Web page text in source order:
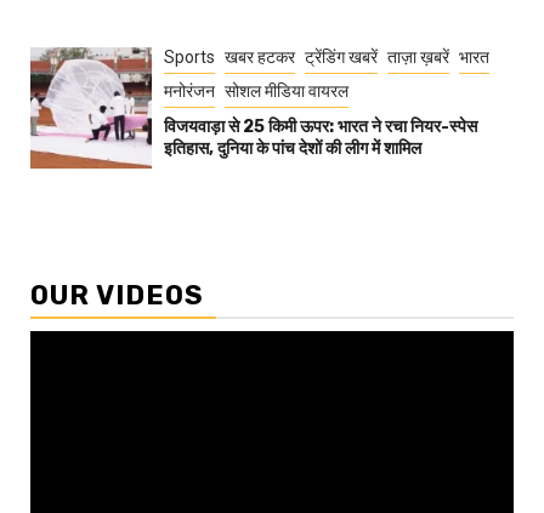
Sports खबर हटकर ट्रेंडिंग खबरें ताज़ा ख़बरें भारत
मनोरंजन सोशल मीडिया वायरल
विजयवाड़ा से 25 किमी ऊपर: भारत ने रचा नियर-स्पेस
इतिहास, दुनिया के पांच देशों की लीग में शामिल
OUR VIDEOS